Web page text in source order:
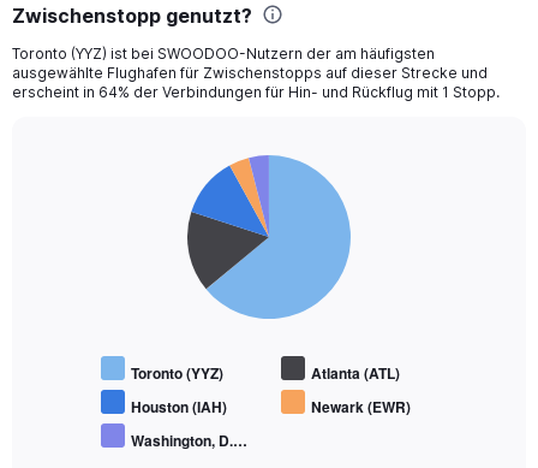
Zwischenstopp genutzt?
Toronto (YYZ) ist bei SWOODOO-Nutzern der am häufigsten
ausgewählte Flughafen für Zwischenstopps auf dieser Strecke und
erscheint in 64% der Verbindungen für Hin- und Rückflug mit 1 Stopp.
Toronto (YYZ)
Atlanta (ATL)
Houston (IAH)
Newark (EWR)
Washington, D.…